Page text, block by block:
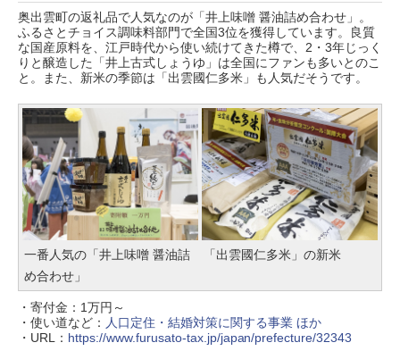
奥出雲町の返礼品で人気なのが「井上味噌 醤油詰め合わせ」。
ふるさとチョイス調味料部門で全国3位を獲得しています。良質
な国産原料を、江戸時代から使い続けてきた樽で、2・3年じっく
りと醸造した「井上古式しょうゆ」は全国にファンも多いとのこ
と。また、新米の季節は「出雲國仁多米」も人気だそうです。
一番人気の「井上味噌 醤油詰
め合わせ」
「出雲國仁多米」の新米
・寄付金：1万円～
・使い道など： 人口定住・結婚対策に関する事業 ほか
・URL： https://www.furusato-tax.jp/japan/prefecture/32343